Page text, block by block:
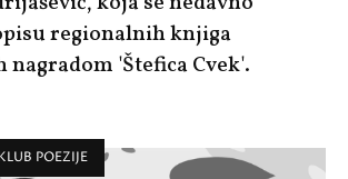
regionalnih knjiga
nagradom 'Štefica Cvek'.
POEZIJE